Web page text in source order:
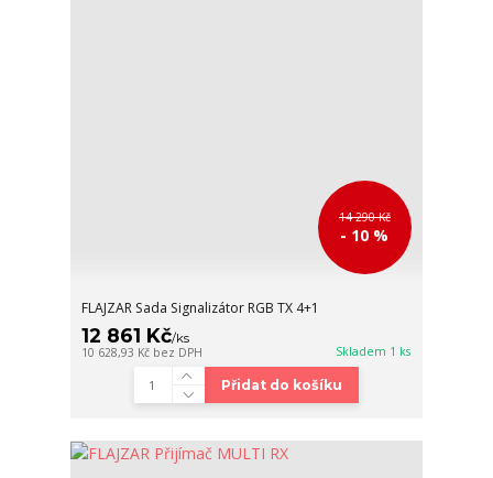
14 290 Kč
- 10 %
FLAJZAR Sada Signalizátor RGB TX 4+1
12 861 Kč/ks
10 628,93 Kč bez DPH Skladem 1 ks
Přidat do košíku